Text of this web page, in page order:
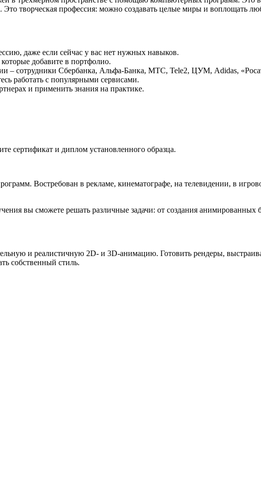
творческая профессия: можно создавать целые миры и воплощать
даже если сейчас у вас нет нужных навыков.
добавите в портфолио.
– сотрудники Сбербанка, Альфа-Банка, МТС, Tele2, ЦУМ, Adidas,
работать с популярными сервисами.
и применить знания на практике.
сертификат и диплом установленного образца.
Востребован в рекламе, кинематографе, на телевидении, в
вы сможете решать различные задачи: от создания
и реалистичную 2D- и 3D-анимацию. Готовить рендеры,
собственный стиль.